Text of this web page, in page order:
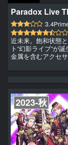
Paradox Live
3.4
近未来。飽和状態
ト“幻影ライブ“が
金属を含むアクセ
ていた。 そんな中
Live』への招待...
2023-秋